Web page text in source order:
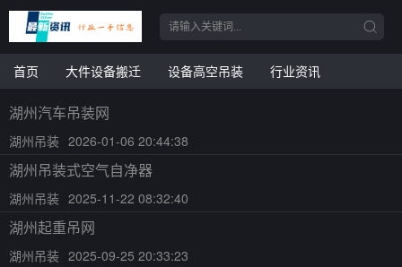
首页 大件设备搬迁 设备高空吊装 行业资讯
湖州汽车吊装网
湖州吊装 2026-01-06 20:44:38
湖州吊装式空气自净器
湖州吊装 2025-11-22 08:32:40
湖州起重吊网
湖州吊装 2025-09-25 20:33:23